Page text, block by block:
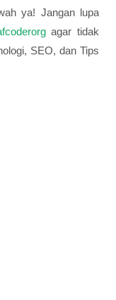
ya! Jangan lupa
agar tidak
SEO, dan Tips